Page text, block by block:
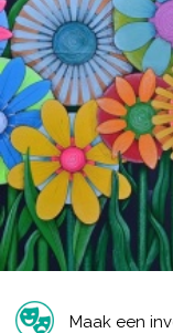
Maak een